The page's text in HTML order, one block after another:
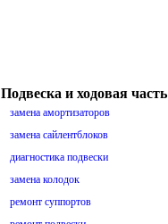
Подвеска и ходовая часть
замена амортизаторов
замена сайлентблоков
диагностика подвески
замена колодок
ремонт суппортов